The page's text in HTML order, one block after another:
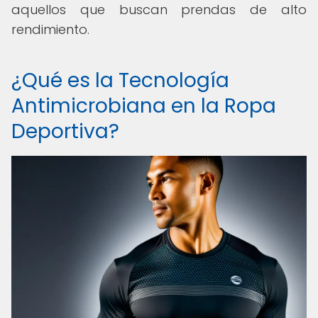
aquellos que buscan prendas de alto
rendimiento.
¿Qué es la Tecnología
Antimicrobiana en la Ropa
Deportiva?